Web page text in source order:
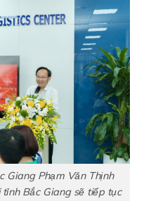
Giang Phạm Văn Thịnh
Bắc Giang sẽ tiếp tục